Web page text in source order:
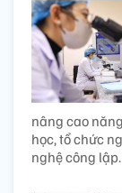
nâng cao
học, tổ chức
nghệ công lập.